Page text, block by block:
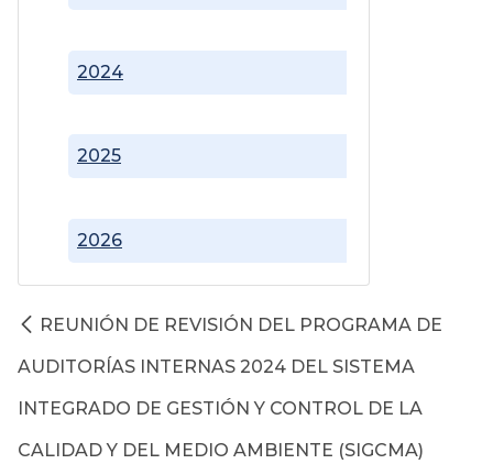
2024
2025
2026
REUNIÓN DE REVISIÓN DEL PROGRAMA DE
AUDITORÍAS INTERNAS 2024 DEL SISTEMA
INTEGRADO DE GESTIÓN Y CONTROL DE LA
CALIDAD Y DEL MEDIO AMBIENTE (SIGCMA)